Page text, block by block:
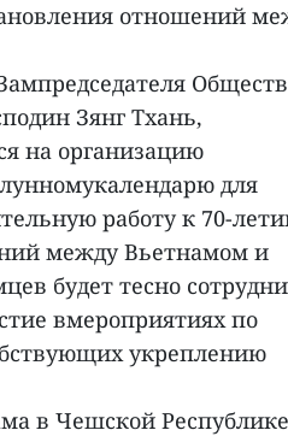
отношений
Зянг Тхань,
на организацию
для
работу к 70-
между Вьетнамом и
будет тесно
вмероприятиях по
укреплению
в Чешской